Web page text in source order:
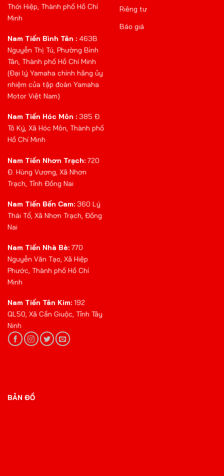
Thới Hiệp, Thành phố Hồ Chí
Minh
Nam Tiến Bình Tân : 463B
Nguyễn Thị Tú, Phường Bình
Tân, Thành phố Hồ Chí Minh
(Đại lý Yamaha chính hãng ủy
nhiệm của tập đoàn Yamaha
Motor Việt Nam)
Nam Tiến Hóc Môn : 385 Đ.
Tô Ký, Xã Hóc Môn, Thành phố
Hồ Chí Minh
Nam Tiến Nhơn Trạch: 720
Đ. Hùng Vương, Xã Nhơn
Trạch, Tỉnh Đồng Nai
Nam Tiến Bến Cam: 360 Lý
Thái Tổ, Xã Nhơn Trạch, Đồng
Nai
Nam Tiến Nhà Bè: 770
Nguyễn Văn Tạo, Xã Hiệp
Phước, Thành phố Hồ Chí
Minh
Nam Tiến Tân Kim: 192
QL50, Xã Cần Giuộc, Tỉnh Tây
Ninh
Riêng tư
Báo giá
BẢN ĐỒ